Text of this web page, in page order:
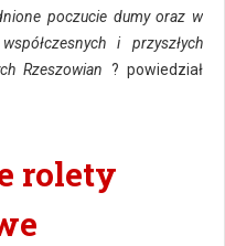
poczucie dumy oraz w
i przyszłych
Rzeszowian ? powiedział
rolety